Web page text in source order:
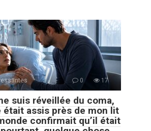
0 17
suis réveillée du coma,
était assis près de mon lit
confirmait qu’il était